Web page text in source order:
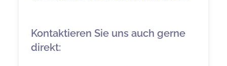
Kontaktieren Sie uns auch gerne
direkt: